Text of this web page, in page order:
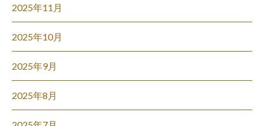
2025年11月
2025年10月
2025年9月
2025年8月